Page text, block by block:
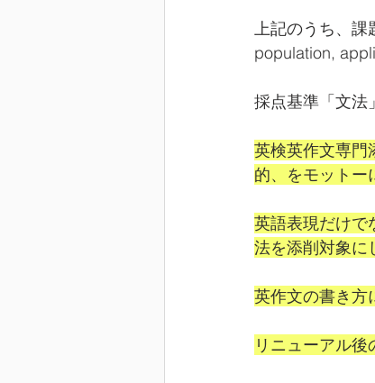
上記のうち、
population,
採点基準「文法
英検英作文専
的、をモットー
英語表現だけ
法を添削対象に
英作文の書き方
リニューアル後